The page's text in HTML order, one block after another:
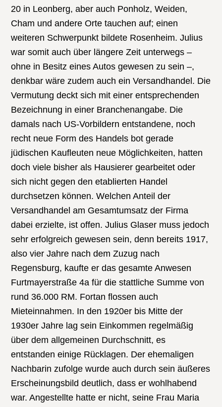
20 in Leonberg, aber auch Ponholz, Weiden,
Cham und andere Orte tauchen auf; einen
weiteren Schwerpunkt bildete Rosenheim. Julius
war somit auch über längere Zeit unterwegs –
ohne in Besitz eines Autos gewesen zu sein –,
denkbar wäre zudem auch ein Versandhandel. Die
Vermutung deckt sich mit einer entsprechenden
Bezeichnung in einer Branchenangabe. Die
damals nach US-Vorbildern entstandene, noch
recht neue Form des Handels bot gerade
jüdischen Kaufleuten neue Möglichkeiten, hatten
doch viele bisher als Hausierer gearbeitet oder
sich nicht gegen den etablierten Handel
durchsetzen können. Welchen Anteil der
Versandhandel am Gesamtumsatz der Firma
dabei erzielte, ist offen. Julius Glaser muss jedoch
sehr erfolgreich gewesen sein, denn bereits 1917,
also vier Jahre nach dem Zuzug nach
Regensburg, kaufte er das gesamte Anwesen
Furtmayerstraße 4a für die stattliche Summe von
rund 36.000 RM. Fortan flossen auch
Mieteinnahmen. In den 1920er bis Mitte der
1930er Jahre lag sein Einkommen regelmäßig
über dem allgemeinen Durchschnitt, es
entstanden einige Rücklagen. Der ehemaligen
Nachbarin zufolge wurde auch durch sein äußeres
Erscheinungsbild deutlich, dass er wohlhabend
war. Angestellte hatte er nicht, seine Frau Maria